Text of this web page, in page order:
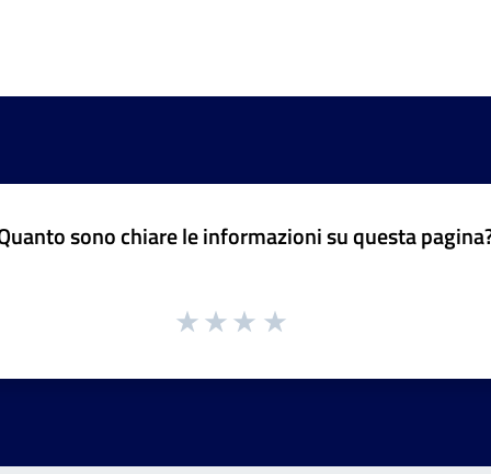
sono chiare le informazioni su questa